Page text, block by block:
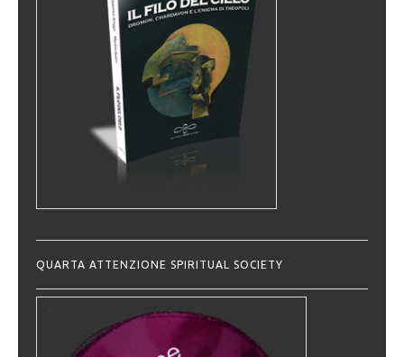
QUARTA ATTENZIONE SPIRITUAL SOCIETY